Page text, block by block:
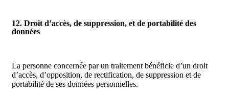
12. Droit d’accès, de suppression, et de portabilité des
données
La personne concernée par un traitement bénéficie d’un droit
d’accès, d’opposition, de rectification, de suppression et de
portabilité de ses données personnelles.